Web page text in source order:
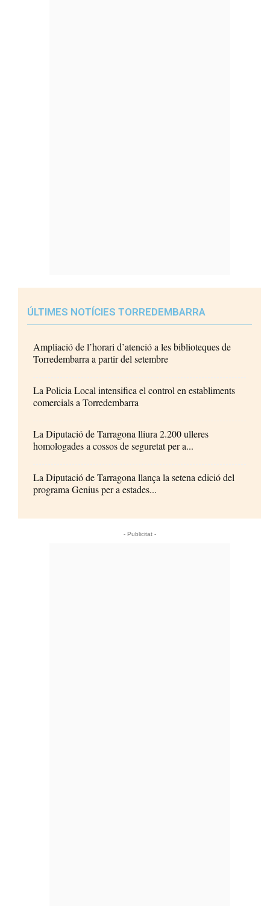
ÚLTIMES NOTÍCIES TORREDEMBARRA
Ampliació de l’horari d’atenció a les biblioteques de
Torredembarra a partir del setembre
La Policia Local intensifica el control en establiments
comercials a Torredembarra
La Diputació de Tarragona lliura 2.200 ulleres
homologades a cossos de seguretat per a...
La Diputació de Tarragona llança la setena edició del
programa Genius per a estades...
- Publicitat -